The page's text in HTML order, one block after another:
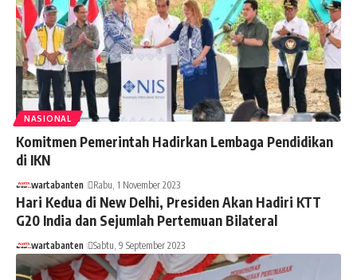
NASIONAL
Komitmen Pemerintah Hadirkan Lembaga Pendidikan
di IKN
wartabanten Rabu, 1 November 2023
Hari Kedua di New Delhi, Presiden Akan Hadiri KTT
G20 India dan Sejumlah Pertemuan Bilateral
wartabanten Sabtu, 9 September 2023